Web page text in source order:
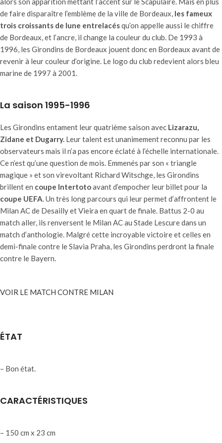
de faire disparaître l’emblème de la ville de Bordeaux, les fameux
trois croissants de lune entrelacésqu’on appelle aussi le chiffre
de Bordeaux, et l’ancre, il change la couleur du club. De 1993 à
1996, les Girondins de Bordeaux jouent donc en Bordeaux avant de
revenir à leur couleur d’origine. Le logo du club redevient alors bleu
marine de 1997 à 2001.
La saison 1995-1996
Les Girondins entament leur quatrième saison avec Lizarazu,
Zidane et Dugarry. Leur talent est unanimement reconnu par les
observateurs mais il n’a pas encore éclaté à l’échelle internationale.
Ce n’est qu’une question de mois. Emmenés par son « triangle
magique » et son virevoltant Richard Witschge, les Girondins
brillent en coupe Intertotoavant d’empocher leur billet pour la
coupe UEFA. Un très long parcours qui leur permet d’affrontent le
Milan AC de Desailly et Vieira en quart de finale. Battus 2-0 au
match aller, ils renversent le Milan AC au Stade Lescure dans un
match d’anthologie. Malgré cette incroyable victoire et celles en
demi-finale contre le Slavia Praha, les Girondins perdront la finale
contre le Bayern.
VOIR LE MATCH CONTRE MILAN
ÉTAT
– Bon état.
CARACTÉRISTIQUES
– 150 cm x 23 cm